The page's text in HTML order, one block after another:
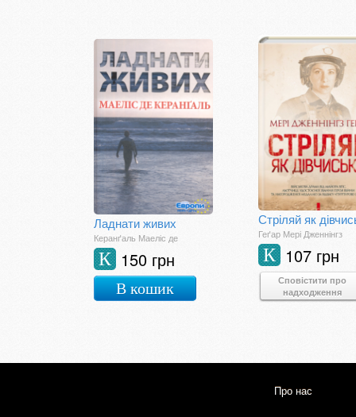
Ладнати живих
Керанґаль Маеліс де
150 грн
К
В кошик
Стріляй як
Геґар Мері Дженнінгз
107 грн
К
Сповістити про
надходження
Про нас